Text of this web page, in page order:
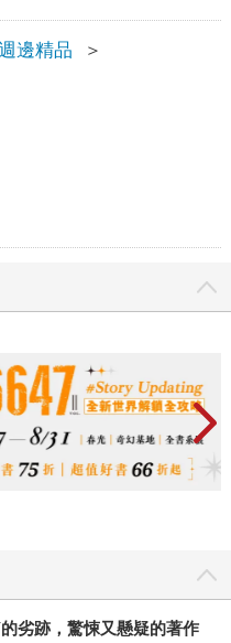
邊精品
＞
劣跡，驚悚又懸疑的著作